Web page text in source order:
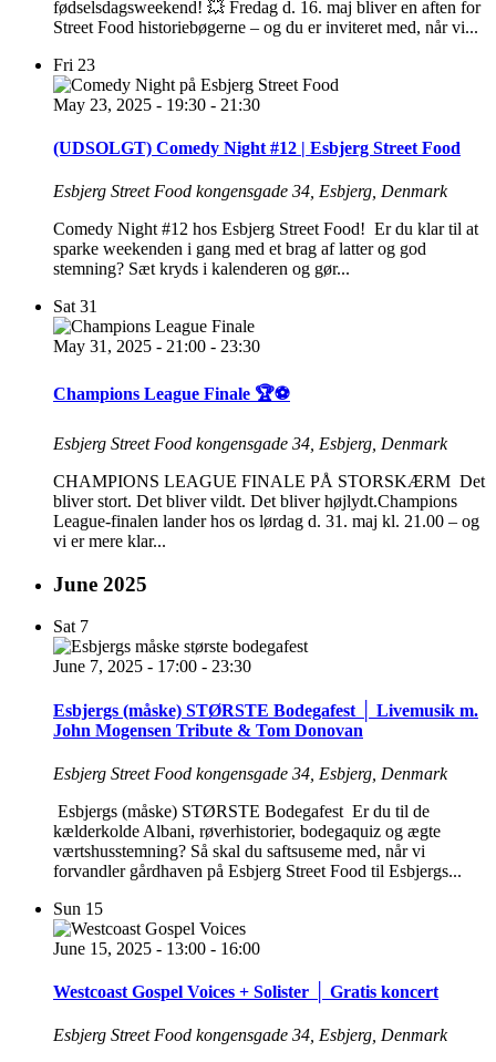
fødselsdagsweekend! 💥 Fredag d. 16. maj bliver en aften for
Street Food historiebøgerne – og du er inviteret med, når vi...
Fri 23
May 23, 2025 - 19:30 - 21:30
(UDSOLGT) Comedy Night #12 | Esbjerg Street Food
Esbjerg Street Food kongensgade 34, Esbjerg, Denmark
Comedy Night #12 hos Esbjerg Street Food! Er du klar til at
sparke weekenden i gang med et brag af latter og god
stemning? Sæt kryds i kalenderen og gør...
Sat31
May 31, 2025 - 21:00 - 23:30
Champions League Finale 🏆⚽
Esbjerg Street Food kongensgade 34, Esbjerg, Denmark
CHAMPIONS LEAGUE FINALE PÅ STORSKÆRM Det
bliver stort. Det bliver vildt. Det bliver højlydt.Champions
League-finalen lander hos os lørdag d. 31. maj kl. 21.00 – og
vi er mere klar...
June 2025
Sat 7
June 7, 2025 - 17:00 - 23:30
Esbjergs (måske) STØRSTE Bodegafest │ Livemusik m.
John Mogensen Tribute & Tom Donovan
Esbjerg Street Food kongensgade 34, Esbjerg, Denmark
Esbjergs (måske) STØRSTE Bodegafest Er du til de
kælderkolde Albani, røverhistorier, bodegaquiz og ægte
værtshusstemning? Så skal du saftsuseme med, når vi
forvandler gårdhaven på Esbjerg Street Food til Esbjergs...
Sun 15
June 15, 2025 - 13:00 - 16:00
Westcoast Gospel Voices + Solister │ Gratis koncert
Esbjerg Street Food kongensgade 34, Esbjerg, Denmark